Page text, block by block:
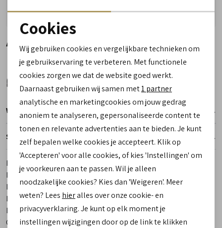
Reserveer- en passervice in de winkel!
Alternatieve kleuren
Winkelvoorraad
Specificaties
Merk
Leveranciercode
2044 208 9215
Bestelcode
00022951-80
Breedtemaat
K
Los voetbed
Ja
Categorie
Sneakers | veterschoenen
Noodzakelijke cookies
Analytische cookies
Marketing cookies
Cookies
Wij gebruiken cookies en vergelijkbare technieken om
je gebruikservaring te verbeteren. Met functionele
cookies zorgen we dat de website goed werkt.
Daarnaast gebruiken wij samen met1 partner
analytische en marketingcookies om jouw gedrag
anoniem te analyseren, gepersonaliseerde content te
tonen en relevante advertenties aan te bieden. Je kunt
zelf bepalen welke cookies je accepteert. Klik op
'Accepteren' voor alle cookies, of kies 'Instellingen' om
je voorkeuren aan te passen. Wil je alleen
noodzakelijke cookies? Kies dan 'Weigeren'. Meer
weten? Lees hieralles over onze cookie- en
privacyverklaring. Je kunt op elk moment je
instellingen wijzigingen door op de link te klikken